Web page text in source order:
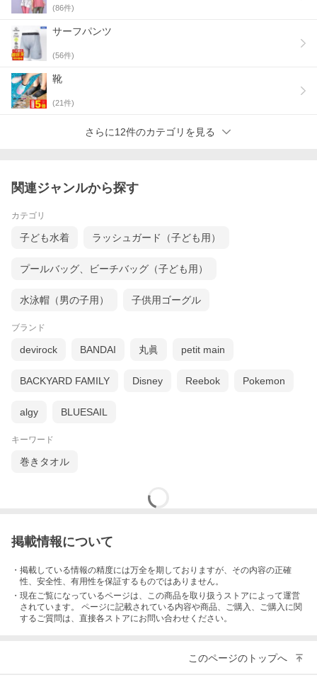
(86件)
サーフパンツ
(56件)
靴
(21件)
さらに12件のカテゴリを見る
関連ジャンルから探す
カテゴリ
子ども水着 ラッシュガード（子ども用）
プールバッグ、ビーチバッグ（子ども用）
水泳帽（男の子用） 子供用ゴーグル
ブランド
devirock BANDAI 丸眞 petit main
BACKYARD FAMILY Disney Reebok Pokemon
algy BLUESAIL
キーワード
巻きタオル
掲載情報について
・掲載している情報の精度には万全を期しておりますが、その内容の正確
性、安全性、有用性を保証するものではありません。
・現在ご覧になっているページは、この商品を取り扱うストアによって運営
されています。 ページに記載されている内容や商品、ご購入 、ご購入に関
するご質問は、直接各ストアにお問い合わせください。
このページのトップへ